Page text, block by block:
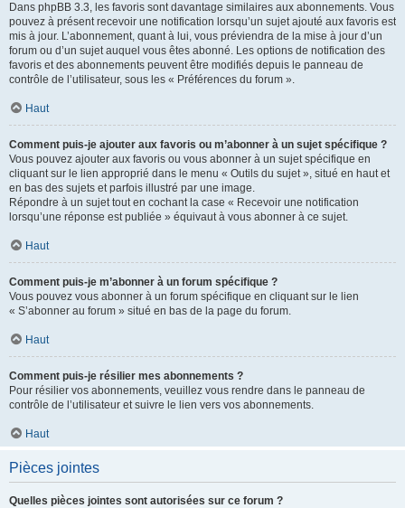
Dans phpBB 3.3, les favoris sont davantage similaires aux abonnements. Vous
pouvez à présent recevoir une notification lorsqu’un sujet ajouté aux favoris est
mis à jour. L’abonnement, quant à lui, vous préviendra de la mise à jour d’un
forum ou d’un sujet auquel vous êtes abonné. Les options de notification des
favoris et des abonnements peuvent être modifiés depuis le panneau de
contrôle de l’utilisateur, sous les « Préférences du forum ».
Haut
Comment puis-je ajouter aux favoris ou m’abonner à un sujet spécifique ?
Vous pouvez ajouter aux favoris ou vous abonner à un sujet spécifique en
cliquant sur le lien approprié dans le menu « Outils du sujet », situé en haut et
en bas des sujets et parfois illustré par une image.
Répondre à un sujet tout en cochant la case « Recevoir une notification
lorsqu’une réponse est publiée » équivaut à vous abonner à ce sujet.
Haut
Comment puis-je m’abonner à un forum spécifique ?
Vous pouvez vous abonner à un forum spécifique en cliquant sur le lien
« S’abonner au forum » situé en bas de la page du forum.
Haut
Comment puis-je résilier mes abonnements ?
Pour résilier vos abonnements, veuillez vous rendre dans le panneau de
contrôle de l’utilisateur et suivre le lien vers vos abonnements.
Haut
Pièces jointes
Quelles pièces jointes sont autorisées sur ce forum ?